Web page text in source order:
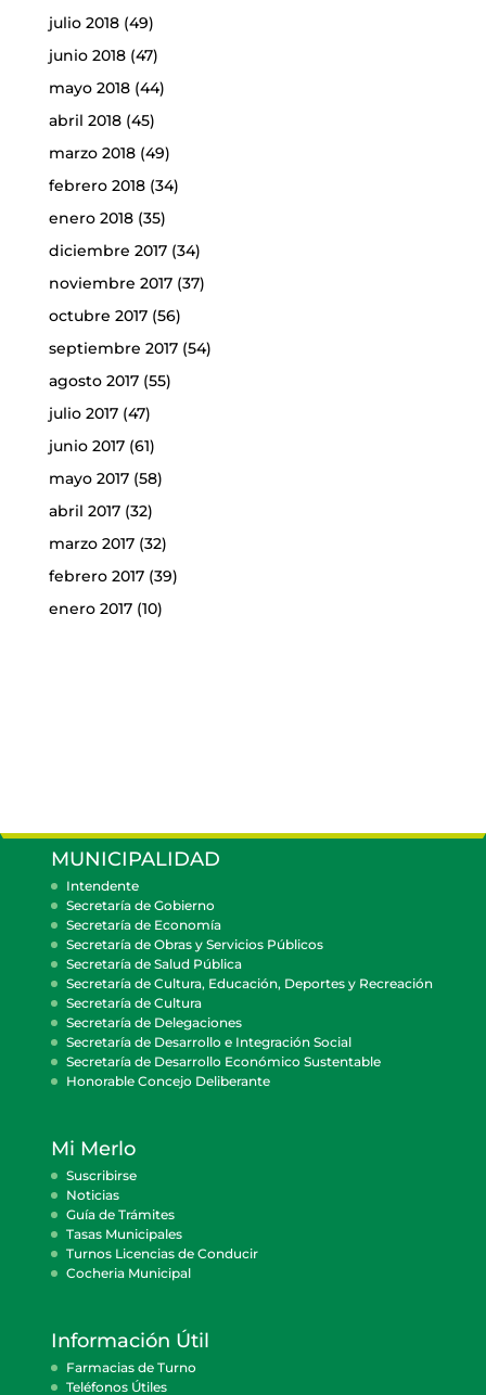
julio 2018(49)
junio 2018(47)
mayo 2018(44)
abril 2018(45)
marzo 2018(49)
febrero 2018(34)
enero 2018(35)
diciembre 2017(34)
noviembre 2017(37)
octubre 2017(56)
septiembre 2017(54)
agosto 2017(55)
julio 2017(47)
junio 2017(61)
mayo 2017(58)
abril 2017(32)
marzo 2017(32)
febrero 2017(39)
enero 2017(10)
MUNICIPALIDAD
Intendente
Secretaría de Gobierno
Secretaría de Economía
Secretaría de Obras y Servicios Públicos
Secretaría de Salud Pública
Secretaría de Cultura, Educación, Deportes y Recreación
Secretaría de Cultura
Secretaría de Delegaciones
Secretaría de Desarrollo e Integración Social
Secretaría de Desarrollo Económico Sustentable
Honorable Concejo Deliberante
Mi Merlo
Suscribirse
Noticias
Guía de Trámites
Tasas Municipales
Turnos Licencias de Conducir
Cocheria Municipal
Información Útil
Farmacias de Turno
Teléfonos Útiles